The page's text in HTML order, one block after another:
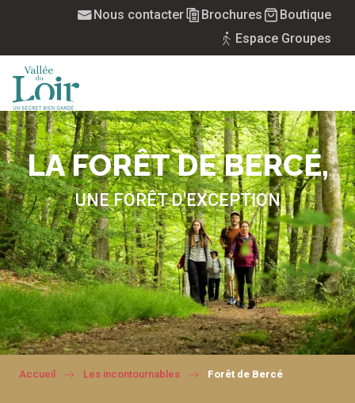
principal
Nous contacter Brochures
Boutique
Espace Groupes
LA FORÊT DE BERCÉ,
UNE FORÊT D'EXCEPTION
Accueil Les incontournables Forêt de Bercé